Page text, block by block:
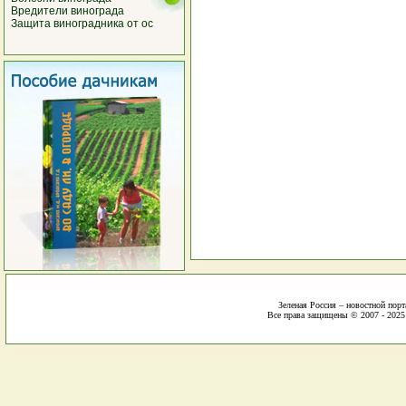
Вредители винограда
Защита виноградника от ос
Зеленая Россия – новостной
Все права защищены © 2007 - 2025